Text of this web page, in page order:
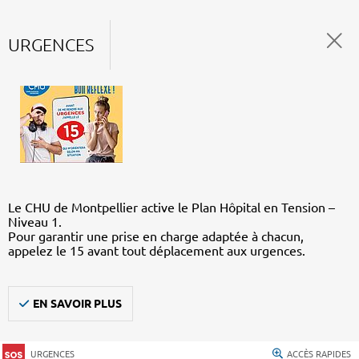
URGENCES
Le CHU de Montpellier active le Plan Hôpital en Tension –
Niveau 1.
Pour garantir une prise en charge adaptée à chacun,
appelez le 15 avant tout déplacement aux urgences.
EN SAVOIR PLUS
URGENCES ACCÈS RAPIDES